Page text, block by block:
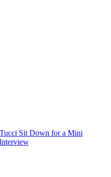
Sit Down for a Mini